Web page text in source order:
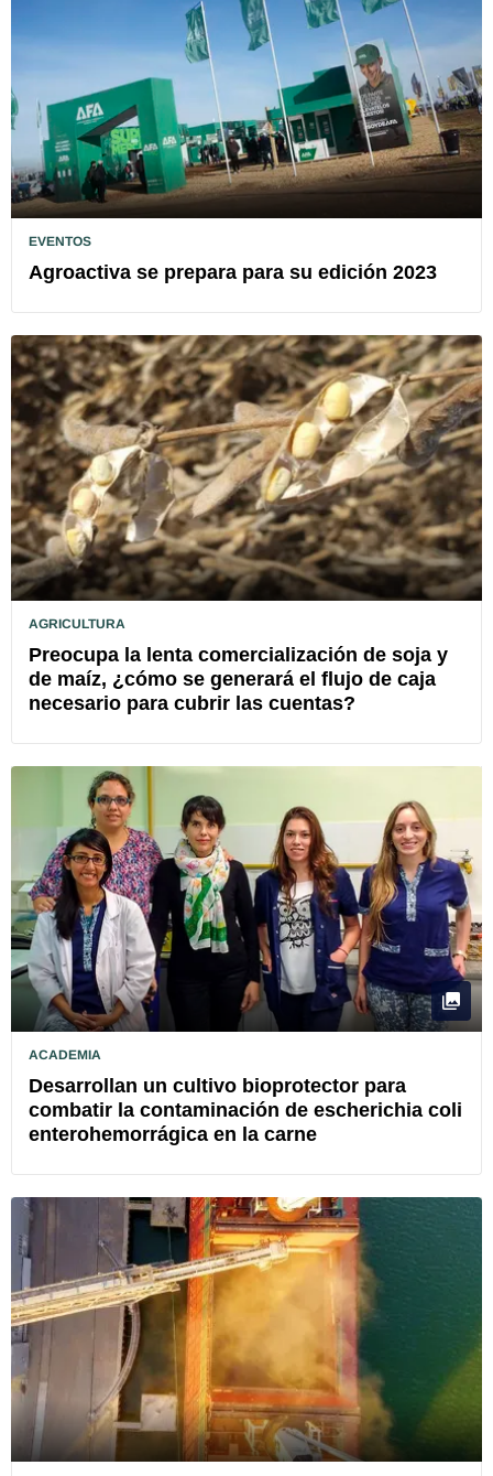
EVENTOS
Agroactiva se prepara para su edición 2023
AGRICULTURA
Preocupa la lenta comercialización de soja y
de maíz, ¿cómo se generará el flujo de caja
necesario para cubrir las cuentas?
ACADEMIA
Desarrollan un cultivo bioprotector para
combatir la contaminación de escherichia coli
enterohemorrágica en la carne